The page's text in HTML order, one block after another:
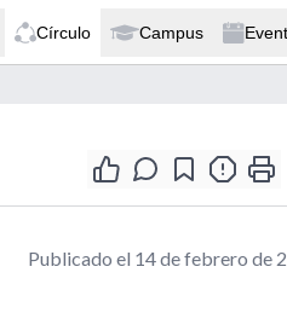
Círculo Campus
Publicado el 14 de febrero de